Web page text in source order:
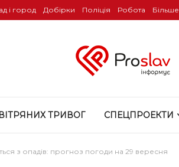
і город Добірки Поліція Робота Більше
ТРИВОГ СПЕЦПРОЕКТИ
з опадів: прогноз погоди на 29 вересня